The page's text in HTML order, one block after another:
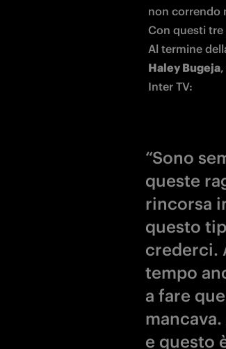
non correndo
Con questi tre
Al termine
Haley Bugeja,
Inter TV:
“Sono
queste
rincorsa
questo
crederci.
tempo
a fare
e questo